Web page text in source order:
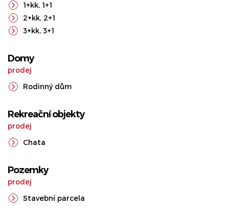
1+kk, 1+1
2+kk, 2+1
3+kk, 3+1
Domy
prodej
Rodinný dům
Rekreační objekty
prodej
Chata
Pozemky
prodej
Stavební parcela